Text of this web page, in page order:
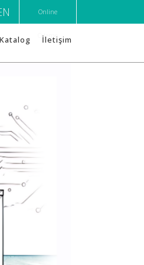
Online
Ödeme
İletişim